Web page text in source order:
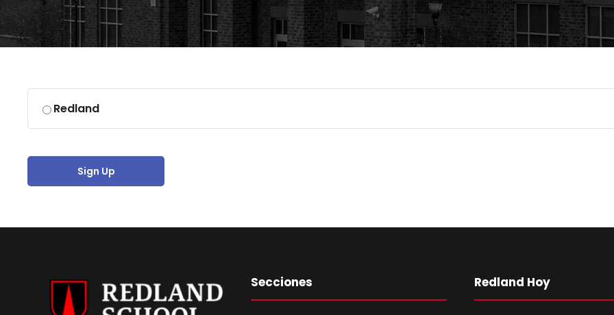
Redland
Sign Up
Secciones Redland Hoy